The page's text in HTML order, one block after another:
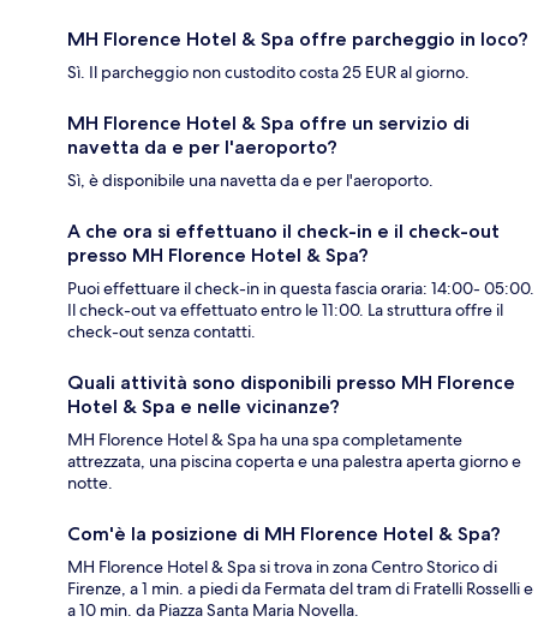
MH Florence Hotel & Spa offre parcheggio in loco?
Sì. Il parcheggio non custodito costa 25 EUR al giorno.
MH Florence Hotel & Spa offre un servizio di
navetta da e per l'aeroporto?
Sì, è disponibile una navetta da e per l'aeroporto.
A che ora si effettuano il check-in e il check-out
presso MH Florence Hotel & Spa?
Puoi effettuare il check-in in questa fascia oraria: 14:00- 05:00.
Il check-out va effettuato entro le 11:00. La struttura offre il
check-out senza contatti.
Quali attività sono disponibili presso MH Florence
Hotel & Spa e nelle vicinanze?
MH Florence Hotel & Spa ha una spa completamente
attrezzata, una piscina coperta e una palestra aperta giorno e
notte.
Com'è la posizione di MH Florence Hotel & Spa?
MH Florence Hotel & Spa si trova in zona Centro Storico di
Firenze, a 1 min. a piedi da Fermata del tram di Fratelli Rosselli e
a 10 min. da Piazza Santa Maria Novella.